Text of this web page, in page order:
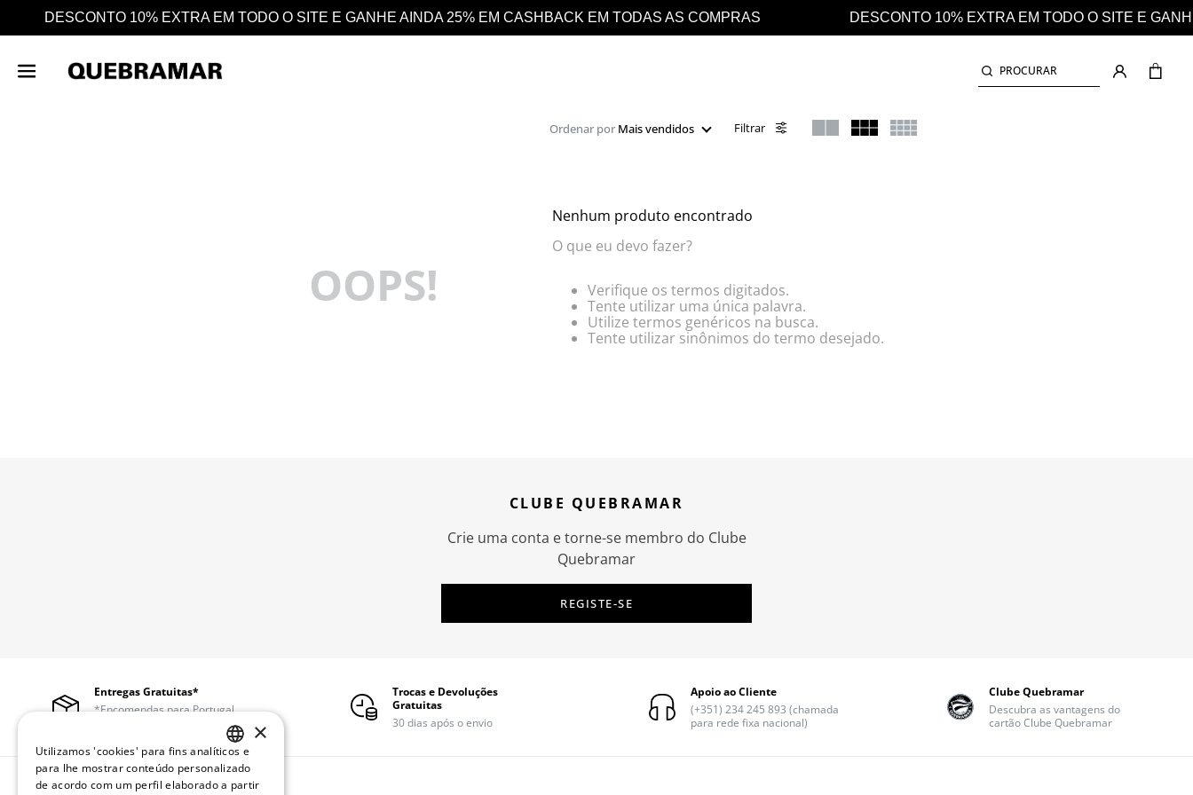
O SITE E GANHE AINDA 25% EM CASHBACK EM TODAS AS COMPRAS DESCONTO 10% EXTRA EM TODO O SITE E GANHE AINDA 25% EM CASHBACK EM
PROCURAR
Ordenar por Mais vendidos Filtrar
OOPS!
Nenhum produto encontrado
O que eu devo fazer?
Verifique os termos digitados.
Tente utilizar uma única palavra.
Utilize termos genéricos na busca.
Tente utilizar sinônimos do termo desejado.
CLUBE QUEBRAMAR
Crie uma conta e torne-se membro do Clube
Quebramar
REGISTE-SE
Entregas Gratuitas*
*Encomendas para Portugal
Trocas e Devoluções
Gratuitas
30 dias após o envio
Apoio ao Cliente
(+351) 234 245 893 (chamada
para rede fixa nacional)
Clube Quebramar
Descubra as vantagens do
cartão Clube Quebramar
PORTUGUESE
×
Utilizamos 'cookies' para fins analíticos e
para lhe mostrar conteúdo personalizado
de acordo com um perfil elaborado a partir